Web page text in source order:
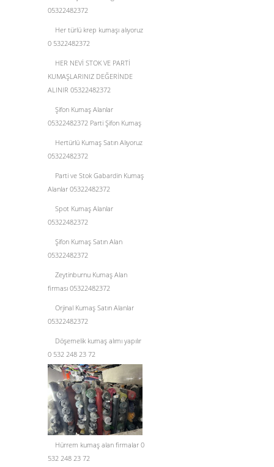
05322482372
Her türlü krep kumaşı alıyoruz
0 5322482372
HER NEVİ STOK VE PARTİ
KUMAŞLARINIZ DEĞERİNDE
ALINIR 05322482372
Şifon Kumaş Alanlar
05322482372 Parti Şifon Kumaş
Hertürlü Kumaş Satın Alıyoruz
05322482372
Parti ve Stok Gabardin Kumaş
Alanlar 05322482372
Spot Kumaş Alanlar
05322482372
Şifon Kumaş Satın Alan
05322482372
Zeytinburnu Kumaş Alan
firması 05322482372
Orjinal Kumaş Satın Alanlar
05322482372
Döşemelik kumaş alımı yapılır
0 532 248 23 72
Hürrem kumaş alan firmalar 0
532 248 23 72